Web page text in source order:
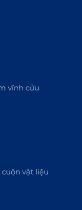
vĩnh cửu
vật liệu